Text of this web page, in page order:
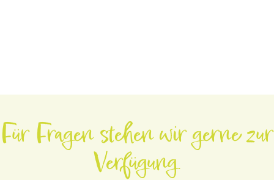
Für Fragen stehen wir gerne zur
Verfügung.